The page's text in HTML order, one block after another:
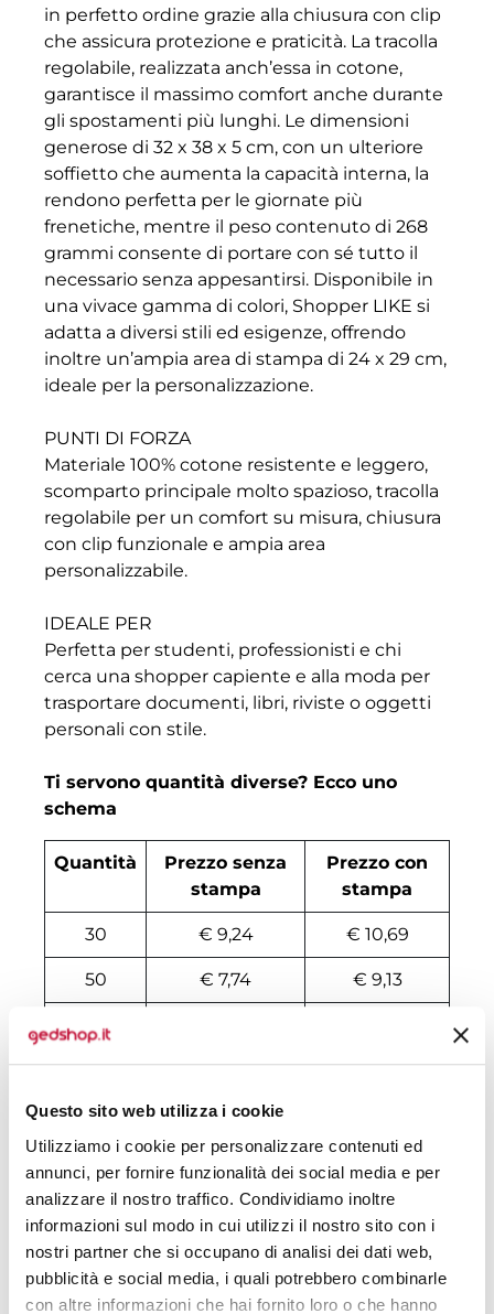
Questo sito web utilizza i cookie
Utilizziamo i cookie per personalizzare contenuti ed
annunci, per fornire funzionalità dei social media e per
analizzare il nostro traffico. Condividiamo inoltre
informazioni sul modo in cui utilizzi il nostro sito con i
nostri partner che si occupano di analisi dei dati web,
pubblicità e social media, i quali potrebbero combinarle
con altre informazioni che hai fornito loro o che hanno
in perfetto ordine grazie alla chiusura con clip
che assicura protezione e praticità. La tracolla
regolabile, realizzata anch’essa in cotone,
garantisce il massimo comfort anche durante
gli spostamenti più lunghi. Le dimensioni
generose di 32 x 38 x 5 cm, con un ulteriore
soffietto che aumenta la capacità interna, la
rendono perfetta per le giornate più
frenetiche, mentre il peso contenuto di 268
grammi consente di portare con sé tutto il
necessario senza appesantirsi. Disponibile in
una vivace gamma di colori, Shopper LIKE si
adatta a diversi stili ed esigenze, offrendo
inoltre un’ampia area di stampa di 24 x 29 cm,
ideale per la personalizzazione.
PUNTI DI FORZA
Materiale 100% cotone resistente e leggero,
scomparto principale molto spazioso, tracolla
regolabile per un comfort su misura, chiusura
con clip funzionale e ampia area
personalizzabile.
IDEALE PER
Perfetta per studenti, professionisti e chi
cerca una shopper capiente e alla moda per
trasportare documenti, libri, riviste o oggetti
personali con stile.
Ti servono quantità diverse? Ecco uno
schema
Quantità
Prezzo senza
stampa
Prezzo con
stampa
30 € 9,24 € 10,69
50 € 7,74 € 9,13
100
200 € 6,68 € 7,70
500 € 6,43
€ 6,24
1500 € 6,18 € 6,72
2000 € 6,12 € 6,66
3000 € 6,05 € 6,60